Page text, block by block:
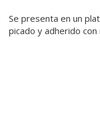
Se presenta en un
picado y adherido